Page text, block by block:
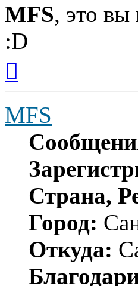
MFS, это вы
:D
началу
MFS
Страна,
Город:
Откуда: